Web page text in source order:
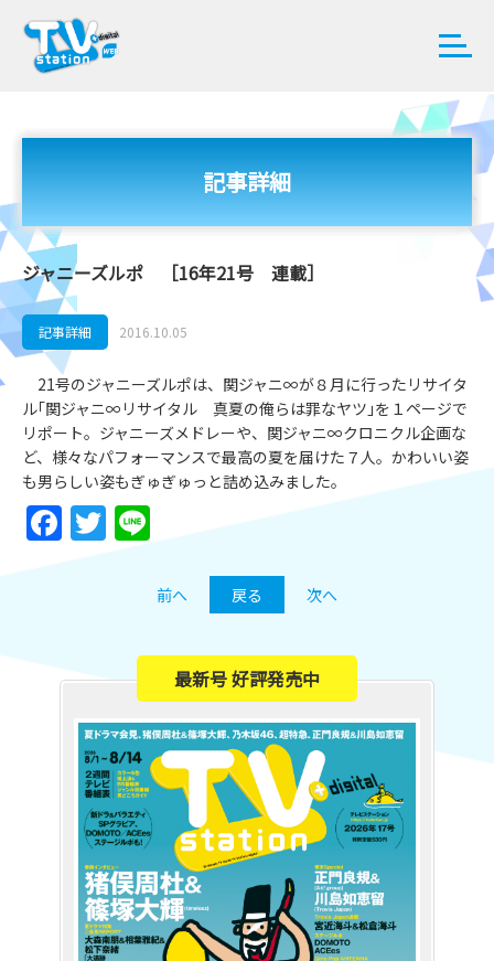
記事詳細
ジャニーズルポ ［16年21号 連載］
記事詳細 2016.10.05
21号のジャニーズルポは、関ジャニ∞が８月に行ったリサイタ
ル｢関ジャニ∞リサイタル 真夏の俺らは罪なヤツ｣を１ページで
リポート。ジャニーズメドレーや、関ジャニ∞クロニクル企画な
ど、様々なパフォーマンスで最高の夏を届けた７人。かわいい姿
も男らしい姿もぎゅぎゅっと詰め込みました。
Facebook
Twitter
前へ 戻る 次へ
最新号 好評発売中